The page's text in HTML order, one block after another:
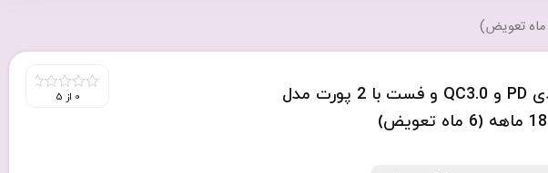
شارژر دیواری 20W بودی PD و QC3.0 و فست با 2 پورت مدل
0 از 5